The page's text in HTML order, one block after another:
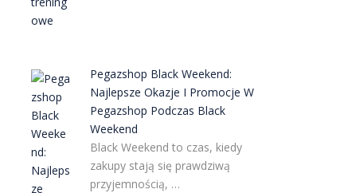
Pegazshop Black Weekend:
Najlepsze Okazje I Promocje W
Pegazshop Podczas Black
Weekend
Black Weekend to czas, kiedy
zakupy stają się prawdziwą
przyjemnością, …